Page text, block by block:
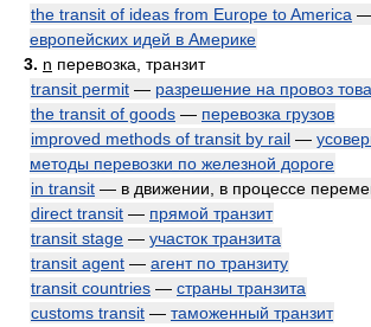
the transit of ideas from Europe to America
европейских идей в Америке
3. n перевозка, транзит
transit permit — разрешение на провоз
the transit of goods — перевозка грузов
improved methods of transit by rail —
методы перевозки по железной дороге
in transit — в движении, в процессе
direct transit — прямой транзит
transit stage — участок транзита
transit agent — агент по транзиту
transit countries — страны транзита
customs transit — таможенный транзит